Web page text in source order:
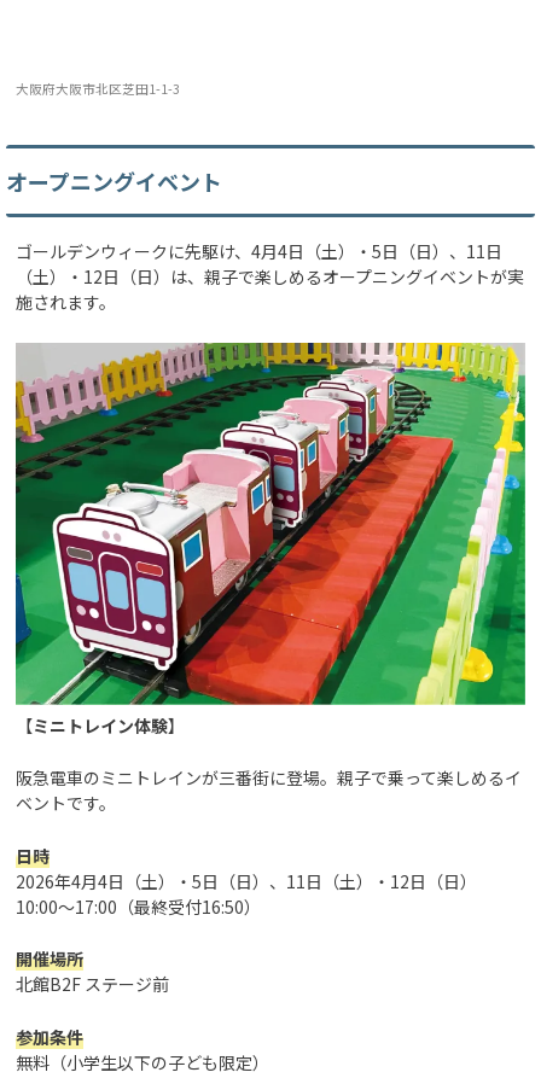
大阪府大阪市北区芝田1-1-3
オープニングイベント
ゴールデンウィークに先駆け、4月4日（土）・5日（日）、11日
（土）・12日（日）は、親子で楽しめるオープニングイベントが実
施されます。
【ミニトレイン体験】
阪急電車のミニトレインが三番街に登場。親子で乗って楽しめるイ
ベントです。
日時
2026年4月4日（土）・5日（日）、11日（土）・12日（日）
10:00～17:00（最終受付16:50）
開催場所
北館B2F ステージ前
参加条件
無料（小学生以下の子ども限定）